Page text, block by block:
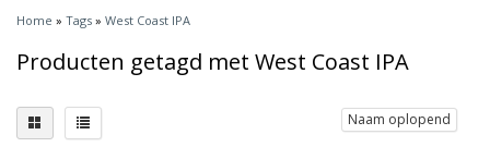
Home » Tags » West Coast IPA
Producten getagd met West Coast IPA
Naam oplopend